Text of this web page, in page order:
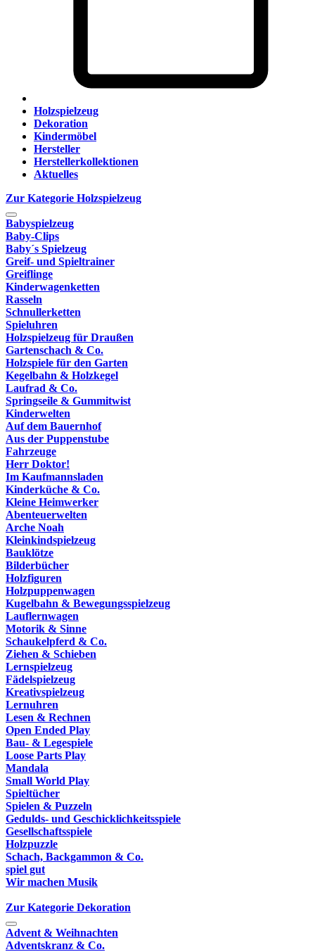
Holzspielzeug
Dekoration
Kindermöbel
Hersteller
Herstellerkollektionen
Aktuelles
Zur Kategorie Holzspielzeug
Babyspielzeug
Baby-Clips
Baby´s Spielzeug
Greif- und Spieltrainer
Greiflinge
Kinderwagenketten
Rasseln
Schnullerketten
Spieluhren
Holzspielzeug für Draußen
Gartenschach & Co.
Holzspiele für den Garten
Kegelbahn & Holzkegel
Laufrad & Co.
Springseile & Gummitwist
Kinderwelten
Auf dem Bauernhof
Aus der Puppenstube
Fahrzeuge
Herr Doktor!
Im Kaufmannsladen
Kinderküche & Co.
Kleine Heimwerker
Abenteuerwelten
Arche Noah
Kleinkindspielzeug
Bauklötze
Bilderbücher
Holzfiguren
Holzpuppenwagen
Kugelbahn & Bewegungsspielzeug
Lauflernwagen
Motorik & Sinne
Schaukelpferd & Co.
Ziehen & Schieben
Lernspielzeug
Fädelspielzeug
Kreativspielzeug
Lernuhren
Lesen & Rechnen
Open Ended Play
Bau- & Legespiele
Loose Parts Play
Mandala
Small World Play
Spieltücher
Spielen & Puzzeln
Gedulds- und Geschicklichkeitsspiele
Gesellschaftsspiele
Holzpuzzle
Schach, Backgammon & Co.
spiel gut
Wir machen Musik
Zur Kategorie Dekoration
Advent & Weihnachten
Adventskranz & Co.